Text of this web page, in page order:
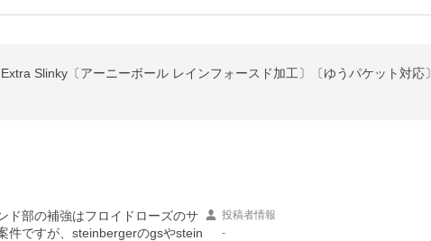
Slinky〔アーニーボール レインフォースド加工〕〔ゆうパケット対応〕
ド部の補強はフロイドローズのサ
件ですが、steinbergerのgsやstein
投稿者情報
-